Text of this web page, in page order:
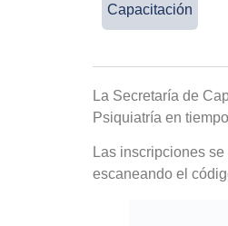
Capacitación
La Secretaría de
Psiquiatría en
Las inscripciones
escaneando el